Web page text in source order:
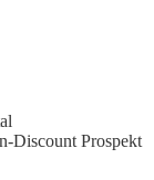
Discount Prospekt